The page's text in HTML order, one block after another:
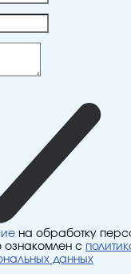
на обработку
ознакомлен с
данных